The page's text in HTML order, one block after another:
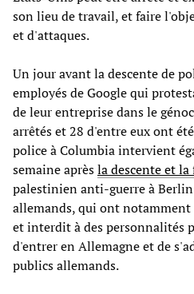
son lieu de travail, et faire
et d'attaques.
Un jour avant la descente de
employés de Google qui
de leur entreprise dans le
arrêtés et 28 d'entre eux ont
police à Columbia intervient
semaine aprèsla descente et
palestinien anti-guerre à
allemands, qui ont
et interdit à des personnalités
d'entrer en Allemagne et de
publics allemands.